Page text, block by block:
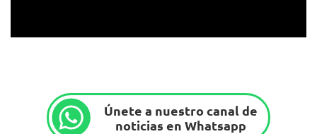
Únete a nuestro canal de
noticias en Whatsapp